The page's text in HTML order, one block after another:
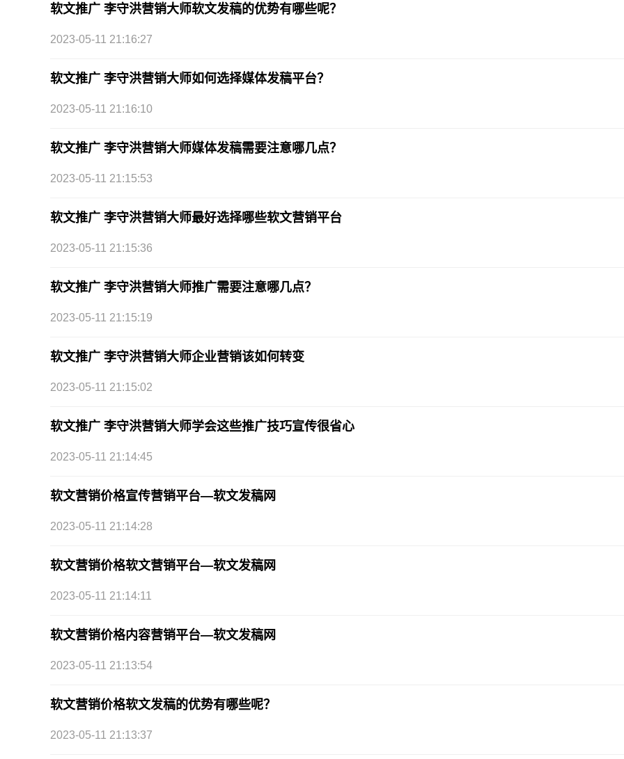
软文推广 李守洪营销大师软文发稿的优势有哪些呢？
2023-05-11 21:16:27
软文推广 李守洪营销大师如何选择媒体发稿平台？
2023-05-11 21:16:10
软文推广 李守洪营销大师媒体发稿需要注意哪几点？
2023-05-11 21:15:53
软文推广 李守洪营销大师最好选择哪些软文营销平台
2023-05-11 21:15:36
软文推广 李守洪营销大师推广需要注意哪几点？
2023-05-11 21:15:19
软文推广 李守洪营销大师企业营销该如何转变
2023-05-11 21:15:02
软文推广 李守洪营销大师学会这些推广技巧宣传很省心
2023-05-11 21:14:45
软文营销价格宣传营销平台—软文发稿网
2023-05-11 21:14:28
软文营销价格软文营销平台—软文发稿网
2023-05-11 21:14:11
软文营销价格内容营销平台—软文发稿网
2023-05-11 21:13:54
软文营销价格软文发稿的优势有哪些呢？
2023-05-11 21:13:37